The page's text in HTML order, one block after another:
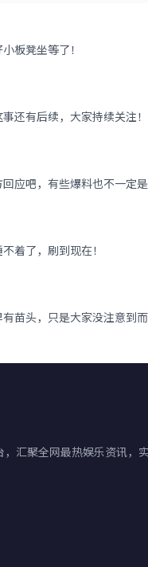
板凳坐等了！
还有后续，大家持续关注！
应吧，有些爆料也不一定是
着了，刷到现在！
苗头，只是大家没注意到而
汇聚全网最热娱乐资讯，